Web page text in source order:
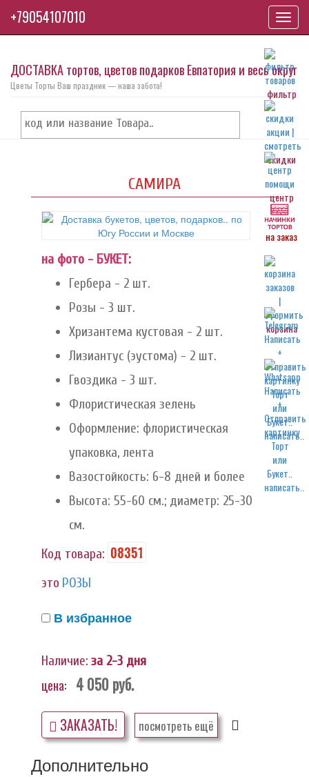
фильтр
скидки
центр
на заказ
корзина
написать..
написать..
ДОСТАВКА тортов, цветов подарков Евпатория и весь округ
Цветы Торты Ваш праздник — наша забота!
САМИРА
на фото - БУКЕТ:
Гербера - 2 шт.
Розы - 3 шт.
Хризантема кустовая - 2 шт.
Лизиантус (эустома) - 2 шт.
Гвоздика - 3 шт.
Флористическая зелень
Оформление: флористическая
упаковка, лента
Вазостойкость: 6-8 дней и более
Высота: 55-60 см.; диаметр: 25-30
см.
Код товара: 08351
это РОЗЫ
В избранное
Наличие: за 2-3 дня
цена: 4 050руб.
ЗАКАЗАТЬ! посмотреть ещё
Дополнительно
+79054107010